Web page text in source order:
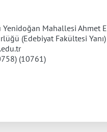
Yenidoğan Mahallesi Ahmet
(Edebiyat Fakültesi Yanı)
(10761)